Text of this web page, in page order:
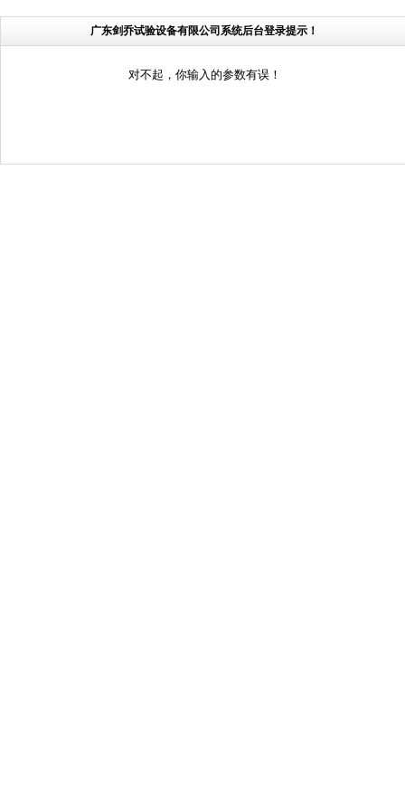
广东剑乔试验设备有限公司系统后台登录提示！
对不起，你输入的参数有误！